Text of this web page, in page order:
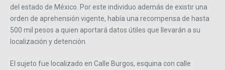
del estado de México. Por este individuo además de existir una
orden de aprehensión vigente, había una recompensa de hasta
500 mil pesos a quien aportará datos útiles que llevarán a su
localización y detención.
El sujeto fue localizado en Calle Burgos, esquina con calle